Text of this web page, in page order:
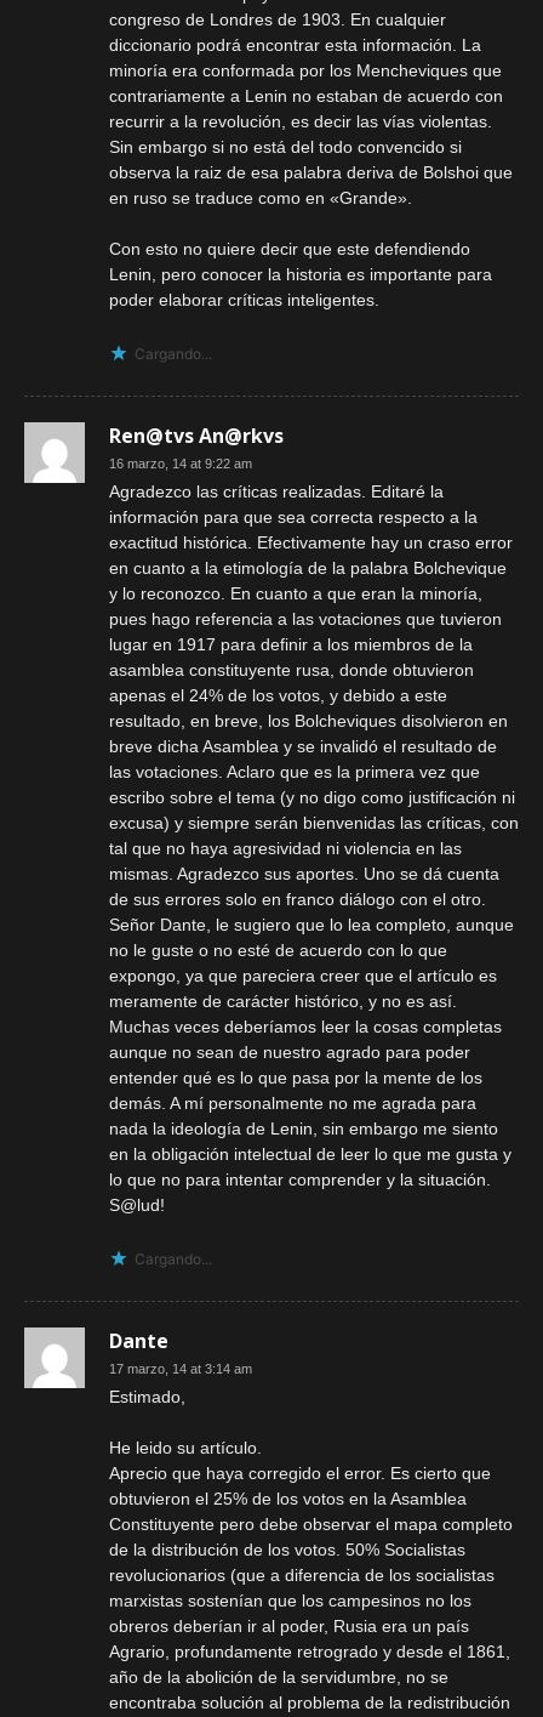
congreso de Londres de 1903. En cualquier
diccionario podrá encontrar esta información. La
minoría era conformada por los Mencheviques que
contrariamente a Lenin no estaban de acuerdo con
recurrir a la revolución, es decir las vías violentas.
Sin embargo si no está del todo convencido si
observa la raiz de esa palabra deriva de Bolshoi que
en ruso se traduce como en «Grande».
Con esto no quiere decir que este defendiendo
Lenin, pero conocer la historia es importante para
poder elaborar críticas inteligentes.
Cargando...
Ren@tvs An@rkvs
16 marzo, 14 at 9:22 am
Agradezco las críticas realizadas. Editaré la
información para que sea correcta respecto a la
exactitud histórica. Efectivamente hay un craso error
en cuanto a la etimología de la palabra Bolchevique
y lo reconozco. En cuanto a que eran la minoría,
pues hago referencia a las votaciones que tuvieron
lugar en 1917 para definir a los miembros de la
asamblea constituyente rusa, donde obtuvieron
apenas el 24% de los votos, y debido a este
resultado, en breve, los Bolcheviques disolvieron en
breve dicha Asamblea y se invalidó el resultado de
las votaciones. Aclaro que es la primera vez que
escribo sobre el tema (y no digo como justificación ni
excusa) y siempre serán bienvenidas las críticas, con
tal que no haya agresividad ni violencia en las
mismas. Agradezco sus aportes. Uno se dá cuenta
de sus errores solo en franco diálogo con el otro.
Señor Dante, le sugiero que lo lea completo, aunque
no le guste o no esté de acuerdo con lo que
expongo, ya que pareciera creer que el artículo es
meramente de carácter histórico, y no es así.
Muchas veces deberíamos leer la cosas completas
aunque no sean de nuestro agrado para poder
entender qué es lo que pasa por la mente de los
demás. A mí personalmente no me agrada para
nada la ideología de Lenin, sin embargo me siento
en la obligación intelectual de leer lo que me gusta y
lo que no para intentar comprender y la situación.
S@lud!
Cargando...
Dante
17 marzo, 14 at 3:14 am
Estimado,
He leido su artículo.
Aprecio que haya corregido el error. Es cierto que
obtuvieron el 25% de los votos en la Asamblea
Constituyente pero debe observar el mapa completo
de la distribución de los votos. 50% Socialistas
revolucionarios (que a diferencia de los socialistas
marxistas sostenían que los campesinos no los
obreros deberían ir al poder, Rusia era un país
Agrario, profundamente retrogrado y desde el 1861,
año de la abolición de la servidumbre, no se
encontraba solución al problema de la redistribución